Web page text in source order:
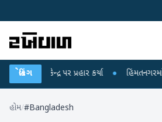
બ્રેકિંગ
કેન્દ્ર પર પ્રહાર કર્યા ● હિંમતનગરમાં
હોમ/#Bangladesh